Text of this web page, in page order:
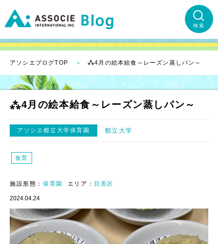
検索
アソシエブログTOP ⁂4月の絵本給食～レーズン蒸しパン～
⁂4月の絵本給食～レーズン蒸しパン～
アソシエ都立大学保育園 都立大学
食育
施設形態： 保育園 エリア： 目黒区
2024.04.24